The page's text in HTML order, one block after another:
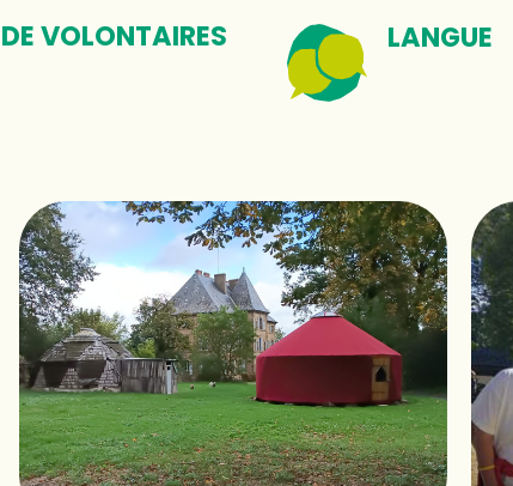
VOLONTAIRES LANGUE